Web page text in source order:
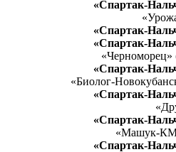
«Спартак-
«Спартак-
«Спартак-
«Черноморец»
«Спартак-
«Биолог-
«Спартак-
«Спартак-
«Машук-
«Спартак-